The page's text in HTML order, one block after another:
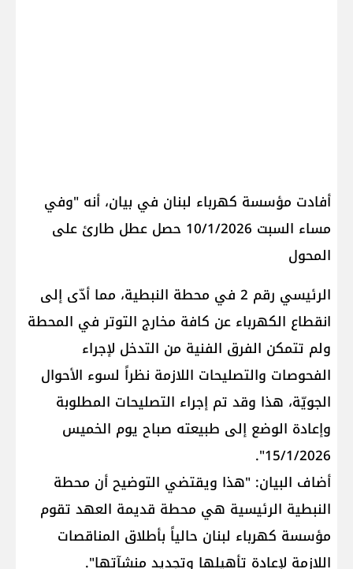
أفادت مؤسسة كهرباء لبنان في بيان، أنه "وفي
مساء السبت 10/1/2026 حصل عطل طارئ على
المحول
الرئيسي رقم 2 في محطة النبطية، مما أدّى إلى
انقطاع الكهرباء عن كافة مخارج التوتر في المحطة
ولم تتمكن الفرق الفنية من التدخل لإجراء
الفحوصات والتصليحات اللازمة نظراً لسوء الأحوال
الجويّة، هذا وقد تم إجراء التصليحات المطلوبة
وإعادة الوضع إلى طبيعته صباح يوم الخميس
15/1/2026".
أضاف البيان: "هذا ويقتضي التوضيح أن محطة
النبطية الرئيسية هي محطة قديمة العهد تقوم
مؤسسة كهرباء لبنان حالياً بأطلاق المناقصات
اللازمة لإعادة تأهيلها وتجديد منشآتها".